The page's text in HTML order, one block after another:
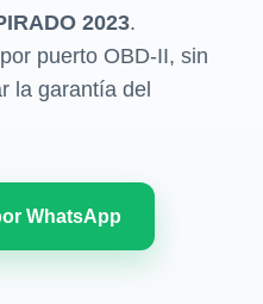
2023.
puerto OBD-II, sin
la garantía del
WhatsApp